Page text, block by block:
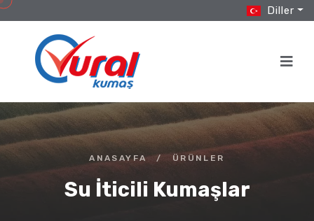
Diller
ANASAYFA / ÜRÜNLER
Su İticili Kumaşlar